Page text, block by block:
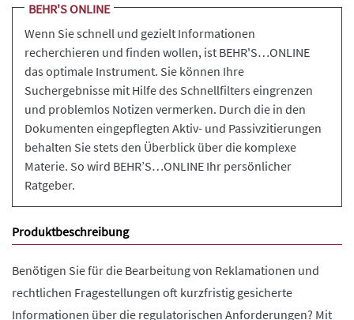
BEHR'S ONLINE
Wenn Sie schnell und gezielt Informationen
recherchieren und finden wollen, ist BEHR'S…ONLINE
das optimale Instrument. Sie können Ihre
Suchergebnisse mit Hilfe des Schnellfilters eingrenzen
und problemlos Notizen vermerken. Durch die in den
Dokumenten eingepflegten Aktiv- und Passivzitierungen
behalten Sie stets den Überblick über die komplexe
Materie. So wird BEHR’S…ONLINE Ihr persönlicher
Ratgeber.
Produktbeschreibung
Benötigen Sie für die Bearbeitung von Reklamationen und
rechtlichen Fragestellungen oft kurzfristig gesicherte
Informationen über die regulatorischen Anforderungen? Mit